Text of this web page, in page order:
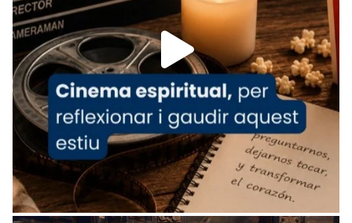
Foto
View on Facebook · Share
Arquebisbat de Barcelona
2 weeks ago
«Avui les santes Juliana i Semproniana ens
ajuden a alçar la mirada»
Mons. Sergi Gordo, bisbe de Tortosa, ha
presidit aquest 27 de juliol la missa de Les
Santes de Mataró.